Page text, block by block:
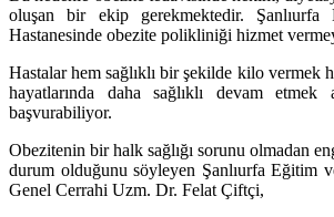
oluşan bir ekip gerekmektedir. Şanlıurfa
Hastanesinde obezite polikliniği hizmet
Hastalar hem sağlıklı bir şekilde kilo vermek
hayatlarında daha sağlıklı devam etmek
başvurabiliyor.
Obezitenin bir halk sağlığı sorunu olmadan
durum olduğunu söyleyen Şanlıurfa Eğitim
Genel Cerrahi Uzm. Dr. Felat Çiftçi,